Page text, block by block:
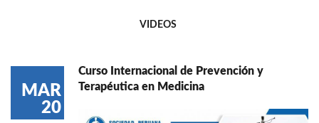
VIDEOS
MAR
20
Curso Internacional de Prevención y
Terapéutica en Medicina